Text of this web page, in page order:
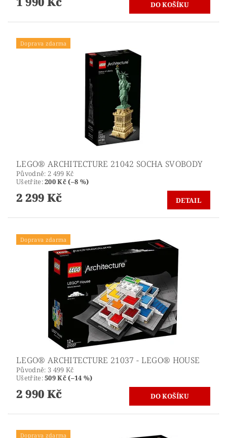
Doprava zdarma
LEGO® ARCHITECTURE 21042 SOCHA SVOBODY
Původně: 2 499 Kč
Ušetříte:200 Kč (–8 %)
2 299 Kč DETAIL
Doprava zdarma
LEGO® ARCHITECTURE 21037 - LEGO® HOUSE
Původně: 3 499 Kč
Ušetříte:509 Kč (–14 %)
2 990 Kč
Doprava zdarma